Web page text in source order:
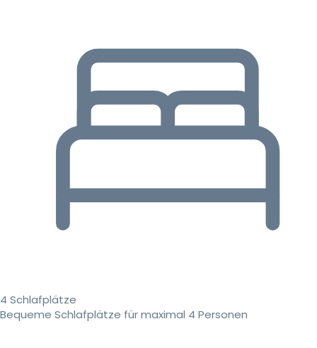
4 Schlafplätze
Bequeme Schlafplätze für maximal 4 Personen